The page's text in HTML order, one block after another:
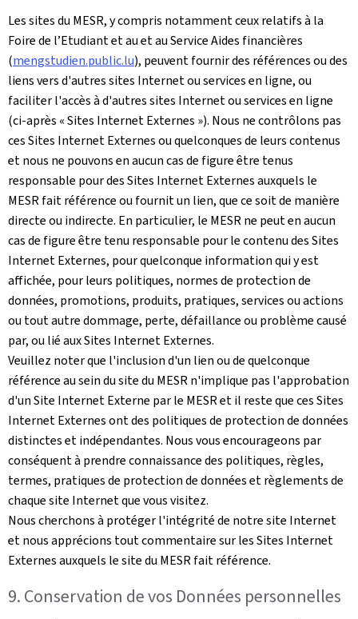
Les sites du MESR, y compris notamment ceux relatifs à la
Foire de l’Etudiant et au et au Service Aides financières
(mengstudien.public.lu), peuvent fournir des références ou des
liens vers d'autres sites Internet ou services en ligne, ou
faciliter l'accès à d'autres sites Internet ou services en ligne
(ci-après « Sites Internet Externes »). Nous ne contrôlons pas
ces Sites Internet Externes ou quelconques de leurs contenus
et nous ne pouvons en aucun cas de figure être tenus
responsable pour des Sites Internet Externes auxquels le
MESR fait référence ou fournit un lien, que ce soit de manière
directe ou indirecte. En particulier, le MESR ne peut en aucun
cas de figure être tenu responsable pour le contenu des Sites
Internet Externes, pour quelconque information qui y est
affichée, pour leurs politiques, normes de protection de
données, promotions, produits, pratiques, services ou actions
ou tout autre dommage, perte, défaillance ou problème causé
par, ou lié aux Sites Internet Externes.
Veuillez noter que l'inclusion d'un lien ou de quelconque
référence au sein du site du MESR n'implique pas l'approbation
d'un Site Internet Externe par le MESR et il reste que ces Sites
Internet Externes ont des politiques de protection de données
distinctes et indépendantes. Nous vous encourageons par
conséquent à prendre connaissance des politiques, règles,
termes, pratiques de protection de données et règlements de
chaque site Internet que vous visitez.
Nous cherchons à protéger l'intégrité de notre site Internet
et nous apprécions tout commentaire sur les Sites Internet
Externes auxquels le site du MESR fait référence.
9. Conservation de vos Données personnelles